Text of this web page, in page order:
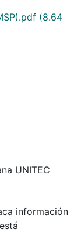
(8.64
UNITEC
información